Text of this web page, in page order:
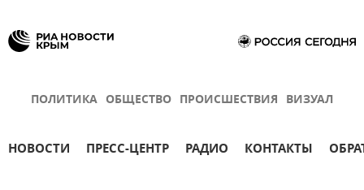
ПОЛИТИКА ОБЩЕСТВО ПРОИСШЕСТВИЯ ВИЗУАЛ
НОВОСТИ ПРЕСС-ЦЕНТР РАДИО КОНТАКТЫ